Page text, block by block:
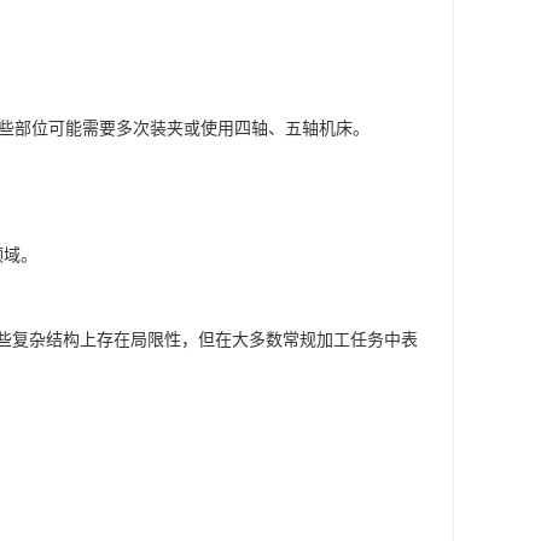
位可能需要多次装夹或使用四轴、五轴机床。
。
复杂结构上存在局限性，但在大多数常规加工任务中表